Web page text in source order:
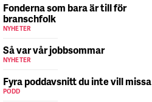
Fonderna som bara är till för
branschfolk
NYHETER
Så var vår jobbsommar
NYHETER
Fyra poddavsnitt du inte vill missa
PODD